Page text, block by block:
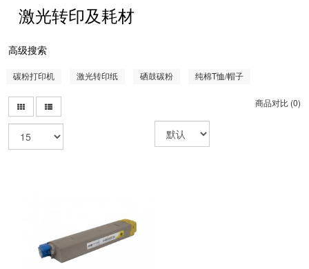
激光转印及耗材
高级搜索
碳粉打印机 激光转印纸 硒鼓碳粉 纯棉T恤/帽子
商品对比 (0)